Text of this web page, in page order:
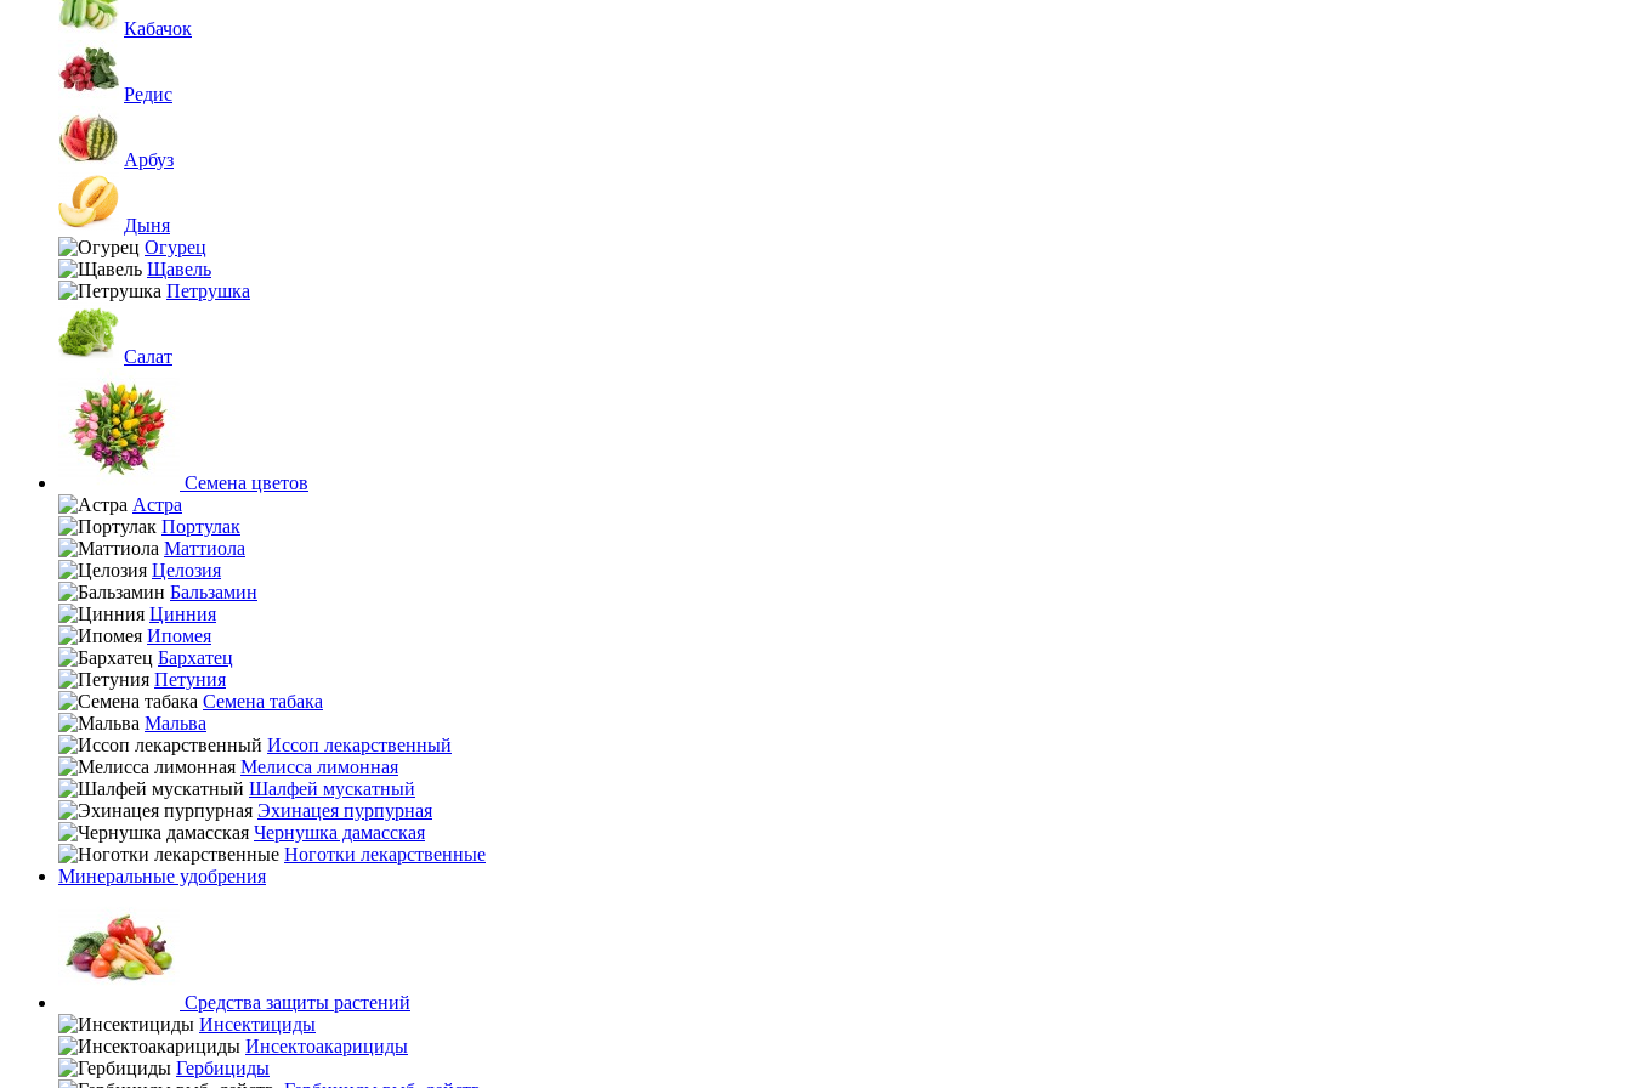
Кабачок
Редис
Арбуз
Дыня
Огурец
Щавель
Петрушка
Салат
Семена цветов
Астра
Портулак
Маттиола
Целозия
Бальзамин
Цинния
Ипомея
Бархатец
Петуния
Семена табака
Мальва
Иссоп лекарственный
Мелисса лимонная
Шалфей мускатный
Эхинацея пурпурная
Чернушка дамасская
Ноготки лекарственные
Минеральные удобрения
Средства защиты растений
Инсектициды
Инсектоакарициды
Гербициды